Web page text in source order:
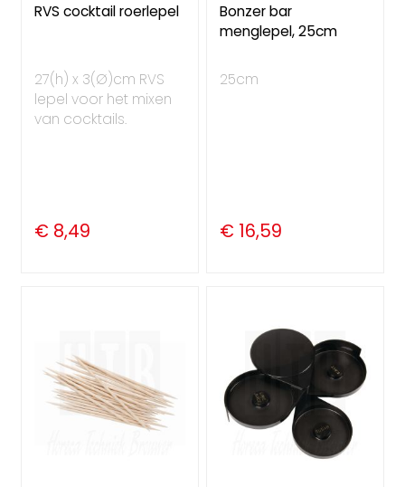
RVS cocktail roerlepel
27(h) x 3(Ø)cm RVS
lepel voor het mixen
van cocktails.
€ 8,49
Bonzer bar
menglepel, 25cm
25cm
€ 16,59